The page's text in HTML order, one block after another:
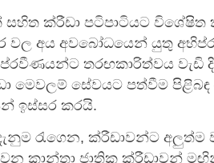
ක්රීඩා පටිපාටියට විශේෂිත
අය අවබෝධයෙන් යුතු
තරඟකාරිත්වය වැඩි
මෙවලම් සේවයට පත්වීම
ඉස්සර කරයි.
රැගෙන, ක්රීඩාවන්ට අලුත්ම
කාන්තා ජාතික ක්රීඩාවන්